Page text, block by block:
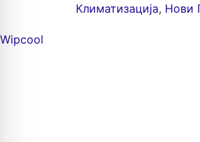
Климатизација, Нови
Wipcool